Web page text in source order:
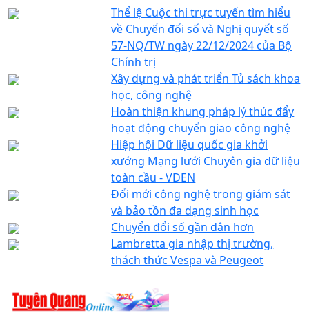
Thể lệ Cuộc thi trực tuyến tìm hiểu
về Chuyển đổi số và Nghị quyết số
57-NQ/TW ngày 22/12/2024 của Bộ
Chính trị
Xây dựng và phát triển Tủ sách khoa
học, công nghệ
Hoàn thiện khung pháp lý thúc đẩy
hoạt động chuyển giao công nghệ
Hiệp hội Dữ liệu quốc gia khởi
xướng Mạng lưới Chuyên gia dữ liệu
toàn cầu - VDEN
Đổi mới công nghệ trong giám sát
và bảo tồn đa dạng sinh học
Chuyển đổi số gần dân hơn
Lambretta gia nhập thị trường,
thách thức Vespa và Peugeot